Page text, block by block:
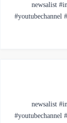
#newsalist
#youtubechannel #platform #FaresKhachan
#newsalist
#youtubechannel #platform #FaresKhachan